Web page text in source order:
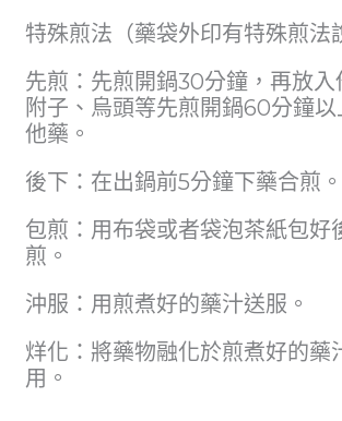
特殊煎法（藥袋外印有特殊煎法
先煎：先煎開鍋30分鐘，再放
附子、烏頭等先煎開鍋60分鐘以
他藥。
後下：在出鍋前5分鐘下藥合煎。
包煎：用布袋或者袋泡茶紙包好
煎。
沖服：用煎煮好的藥汁送服。
烊化：將藥物融化於煎煮好的藥
用。